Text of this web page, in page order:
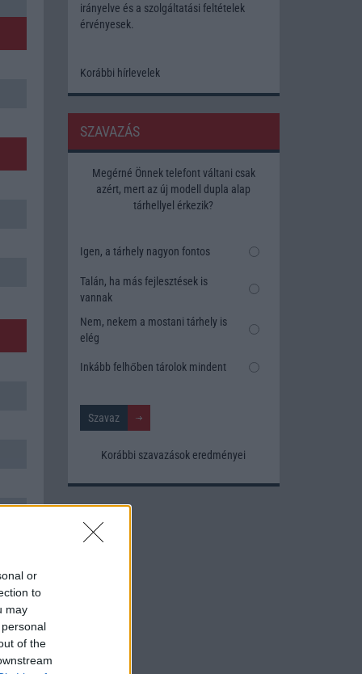
or
to
may
of the
irányelve és a szolgáltatási feltételek
érvényesek.
Korábbi hírlevelek
SZAVAZÁS
Megérné Önnek telefont váltani csak
azért, mert az új modell dupla alap
tárhellyel érkezik?
Igen, a tárhely nagyon fontos
Talán, ha más fejlesztések is
vannak
Nem, nekem a mostani tárhely is
elég
Inkább felhőben tárolok mindent
Korábbi szavazások eredményei